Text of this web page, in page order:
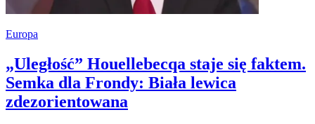
Europa
„Uległość” Houellebecqa staje się faktem.
Semka dla Frondy: Biała lewica
zdezorientowana